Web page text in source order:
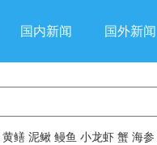
国内新闻 国外新闻
黄鳝 泥鳅 鳗鱼 小龙虾 蟹 海参